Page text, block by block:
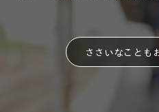
ささいなことも